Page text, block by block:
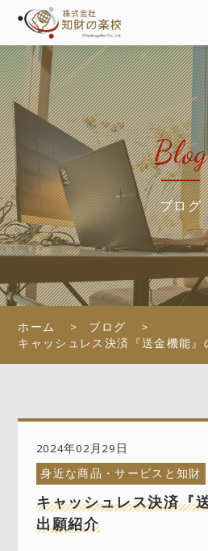
Blog
ブログ
ホーム
ブログ
キャッシュレス決済『送金機能』
2024年02月29日
身近な商品・サービスと知財
キャッシュレス決済『
出願紹介